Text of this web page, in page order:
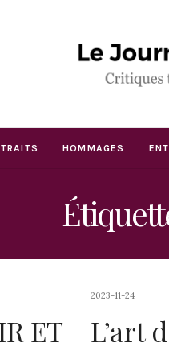
HOMMAGES
ET
2023-11-24
L’art